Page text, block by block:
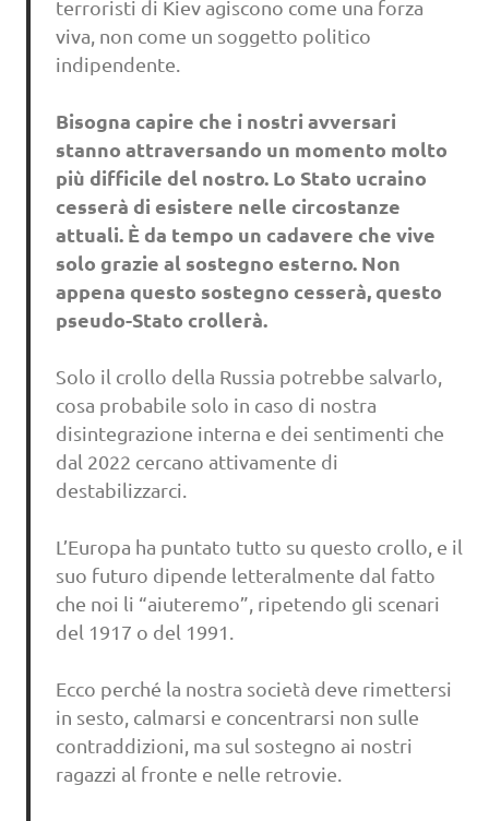
terroristi di Kiev agiscono come una forza
viva, non come un soggetto politico
indipendente.
Bisogna capire che i nostri avversari
stanno attraversando un momento molto
più difficile del nostro. Lo Stato ucraino
cesserà di esistere nelle circostanze
attuali. È da tempo un cadavere che vive
solo grazie al sostegno esterno. Non
appena questo sostegno cesserà, questo
pseudo-Stato crollerà.
Solo il crollo della Russia potrebbe salvarlo,
cosa probabile solo in caso di nostra
disintegrazione interna e dei sentimenti che
dal 2022 cercano attivamente di
destabilizzarci.
L’Europa ha puntato tutto su questo crollo, e il
suo futuro dipende letteralmente dal fatto
che noi li “aiuteremo”, ripetendo gli scenari
del 1917 o del 1991.
Ecco perché la nostra società deve rimettersi
in sesto, calmarsi e concentrarsi non sulle
contraddizioni, ma sul sostegno ai nostri
ragazzi al fronte e nelle retrovie.